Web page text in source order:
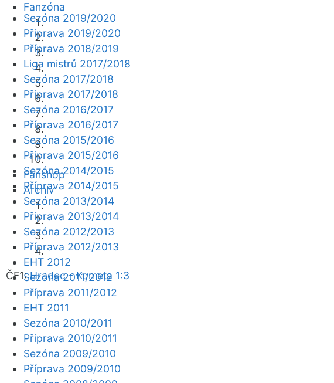
Fanzóna
Fanshop
Archiv
ČF1:Hradec - Kometa 1:3
Sezóna 2019/2020
Příprava 2019/2020
Příprava 2018/2019
Liga mistrů 2017/2018
Sezóna 2017/2018
Příprava 2017/2018
Sezóna 2016/2017
Příprava 2016/2017
Sezóna 2015/2016
Příprava 2015/2016
Sezóna 2014/2015
Příprava 2014/2015
Sezóna 2013/2014
Příprava 2013/2014
Sezóna 2012/2013
Příprava 2012/2013
EHT 2012
Sezóna 2011/2012
Příprava 2011/2012
EHT 2011
Sezóna 2010/2011
Příprava 2010/2011
Sezóna 2009/2010
Příprava 2009/2010